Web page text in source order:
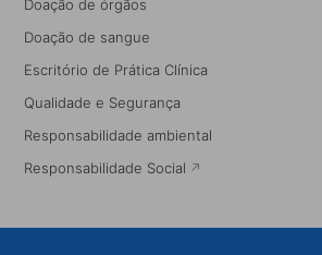
Doação de órgãos
Doação de sangue
Escritório de Prática Clínica
Qualidade e Segurança
Responsabilidade ambiental
Responsabilidade Social